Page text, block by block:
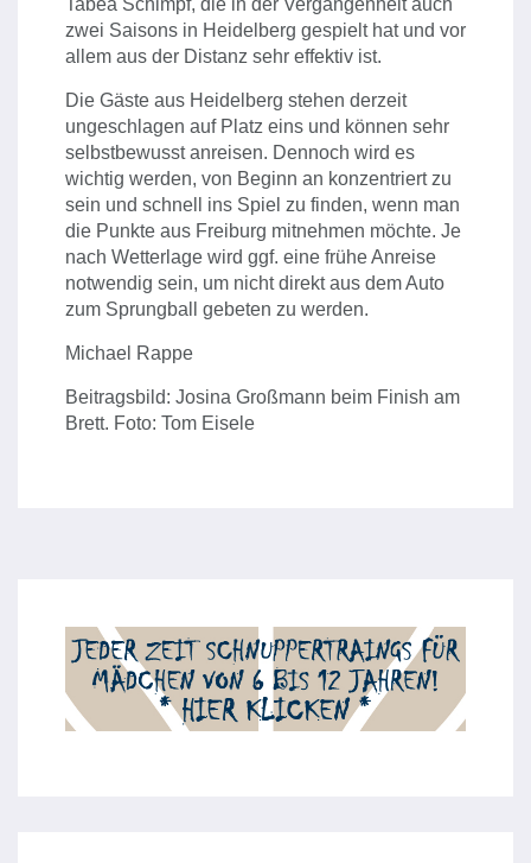
Tabea Schimpf, die in der Vergangenheit auch
zwei Saisons in Heidelberg gespielt hat und vor
allem aus der Distanz sehr effektiv ist.
Die Gäste aus Heidelberg stehen derzeit
ungeschlagen auf Platz eins und können sehr
selbstbewusst anreisen. Dennoch wird es
wichtig werden, von Beginn an konzentriert zu
sein und schnell ins Spiel zu finden, wenn man
die Punkte aus Freiburg mitnehmen möchte. Je
nach Wetterlage wird ggf. eine frühe Anreise
notwendig sein, um nicht direkt aus dem Auto
zum Sprungball gebeten zu werden.
Michael Rappe
Beitragsbild: Josina Großmann beim Finish am
Brett. Foto: Tom Eisele